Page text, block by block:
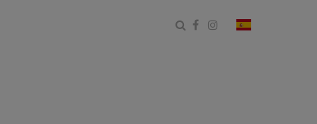
Abrir formulario de
Facebook
Instagram
cambiar país